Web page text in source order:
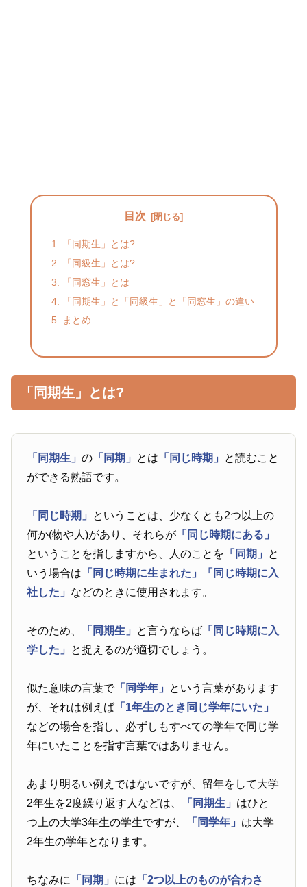
目次
「同期生」とは?
「同級生」とは?
「同窓生」とは
「同期生」と「同級生」と「同窓生」の違い
まとめ
「同期生」とは?
「同期生」の 「同期」 とは 「同じ時期」 と読むこと
ができる熟語です。
「同じ時期」 ということは、少なくとも2つ以上の
何か(物や人)があり、それらが 「同じ時期にある」
ということを指しますから、人のことを 「同期」 と
いう場合は 「同じ時期に生まれた」
「同じ時期に入
社した」 などのときに使用されます。
そのため、 「同期生」 と言うならば 「同じ時期に入
学した」 と捉えるのが適切でしょう。
似た意味の言葉で「同学年」 という言葉があります
が、それは例えば 「1年生のとき同じ学年にいた」
などの場合を指し、必ずしもすべての学年で同じ学
年にいたことを指す言葉ではありません。
あまり明るい例えではないですが、留年をして大学
2年生を2度繰り返す人などは、
「同期生」 はひと
つ上の大学3年生の学生ですが、
「同学年」 は大学
2年生の学年となります。
ちなみに 「同期」 には 「2つ以上のものが合わさ